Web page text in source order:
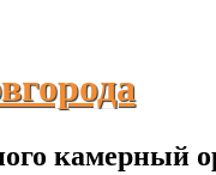
камерный